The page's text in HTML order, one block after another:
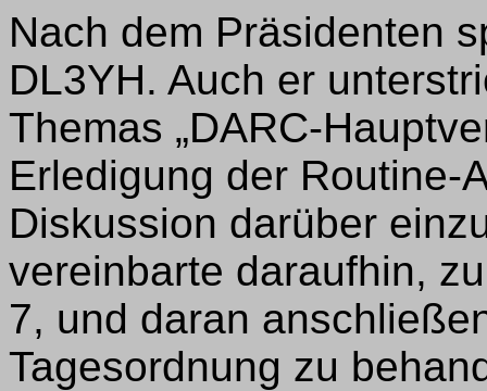
Nach dem Präsidenten
DL3YH. Auch er
Themas „DARC-
Erledigung der Routine-
Diskussion darüber
vereinbarte daraufhin,
7, und daran
Tagesordnung zu